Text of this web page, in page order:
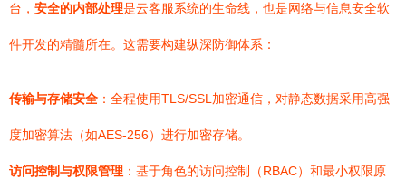
台， 安全的内部处理是云客服系统的生命线，也是网络与信息安全软
件开发的精髓所在。这需要构建纵深防御体系：
传输与存储安全 ：全程使用TLS/SSL加密通信，对静态数据采用高强
度加密算法（如AES-256）进行加密存储。
访问控制与权限管理 ：基于角色的访问控制（RBAC）和最小权限原